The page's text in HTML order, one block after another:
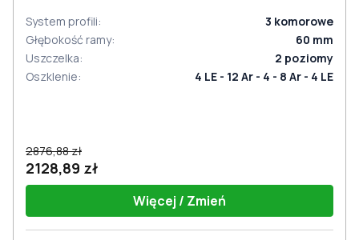
System profili: 3 komorowe
Głębokość ramy: 60 mm
Uszczelka: 2 poziomy
Oszklenie: 4 LE - 12 Ar - 4 - 8 Ar - 4 LE
2876,88 zł
2128,89 zł
Więcej / Zmień